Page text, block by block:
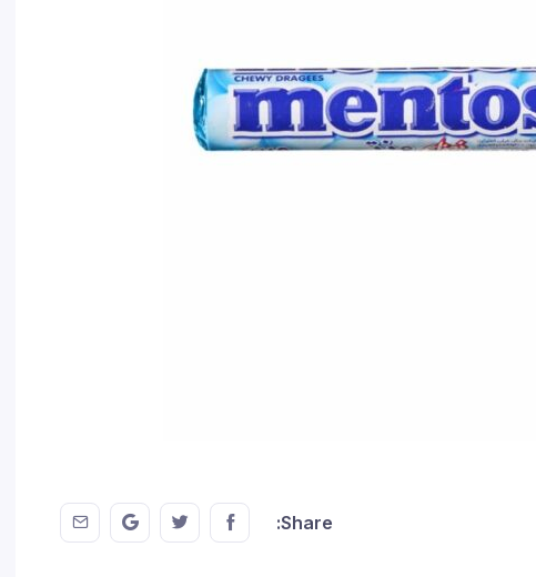
Share:
Share this on FaceBook
Share this on Twitter
on GMail